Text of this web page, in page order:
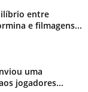
entre
e filmagens...
uma
jogadores...